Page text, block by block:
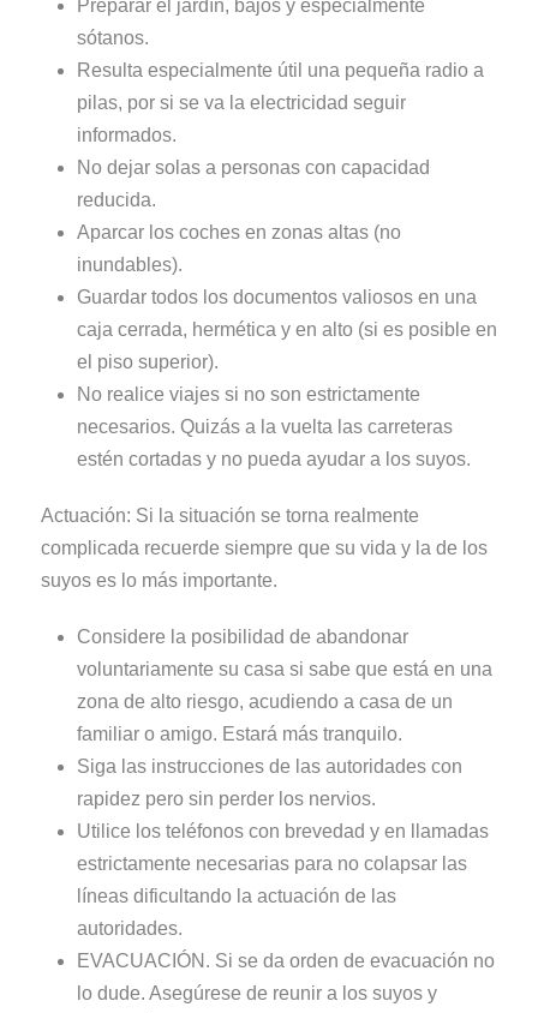
Preparar el jardín, bajos y especialmente
sótanos.
Resulta especialmente útil una pequeña radio a
pilas, por si se va la electricidad seguir
informados.
No dejar solas a personas con capacidad
reducida.
Aparcar los coches en zonas altas (no
inundables).
Guardar todos los documentos valiosos en una
caja cerrada, hermética y en alto (si es posible en
el piso superior).
No realice viajes si no son estrictamente
necesarios. Quizás a la vuelta las carreteras
estén cortadas y no pueda ayudar a los suyos.
Actuación: Si la situación se torna realmente
complicada recuerde siempre que su vida y la de los
suyos es lo más importante.
Considere la posibilidad de abandonar
voluntariamente su casa si sabe que está en una
zona de alto riesgo, acudiendo a casa de un
familiar o amigo. Estará más tranquilo.
Siga las instrucciones de las autoridades con
rapidez pero sin perder los nervios.
Utilice los teléfonos con brevedad y en llamadas
estrictamente necesarias para no colapsar las
líneas dificultando la actuación de las
autoridades.
EVACUACIÓN. Si se da orden de evacuación no
lo dude. Asegúrese de reunir a los suyos y